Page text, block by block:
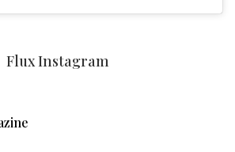
Flux Instagram